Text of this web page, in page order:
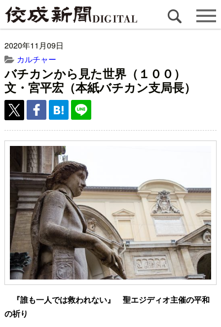
2020年11月09日
カルチャー
バチカンから見た世界（１００）
文・宮平宏（本紙バチカン支局長）
『誰も一人では救われない』 聖エジディオ主催の平和
の祈り